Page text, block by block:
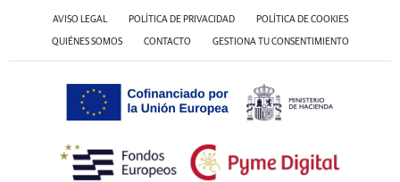
AVISO LEGAL POLÍTICA DE PRIVACIDAD POLÍTICA DE COOKIES
QUIÉNES SOMOS CONTACTO GESTIONA TU CONSENTIMIENTO